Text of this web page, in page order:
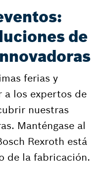
de
ferias y
a los expertos de
nuestras
Manténgase al
Rexroth está
de la fabricación.